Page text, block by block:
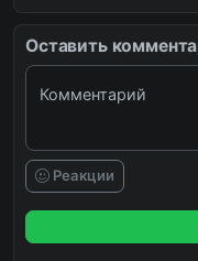
Оставить
Комментарий
Реакции